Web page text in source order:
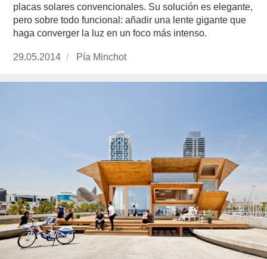
placas solares convencionales. Su solución es elegante,
pero sobre todo funcional: añadir una lente gigante que
haga converger la luz en un foco más intenso.
Publicado
29.05.2014 https://www.experimenta.es/author/pia/
Pía Minchot